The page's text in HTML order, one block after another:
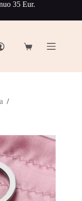
35 Eur.
/